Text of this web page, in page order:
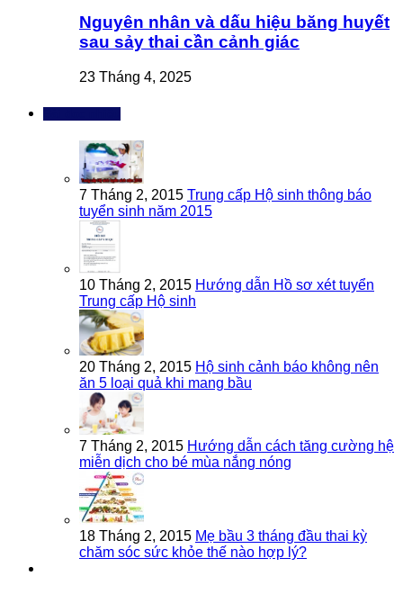
Nguyên nhân và dấu hiệu băng huyết
sau sảy thai cần cảnh giác
23 Tháng 4, 2025
7 Tháng 2, 2015 Trung cấp Hộ sinh thông báo
tuyển sinh năm 2015
10 Tháng 2, 2015 Hướng dẫn Hồ sơ xét tuyển
Trung cấp Hộ sinh
20 Tháng 2, 2015 Hộ sinh cảnh báo không nên
ăn 5 loại quả khi mang bầu
7 Tháng 2, 2015 Hướng dẫn cách tăng cường hệ
miễn dịch cho bé mùa nắng nóng
18 Tháng 2, 2015 Mẹ bầu 3 tháng đầu thai kỳ
chăm sóc sức khỏe thế nào hợp lý?